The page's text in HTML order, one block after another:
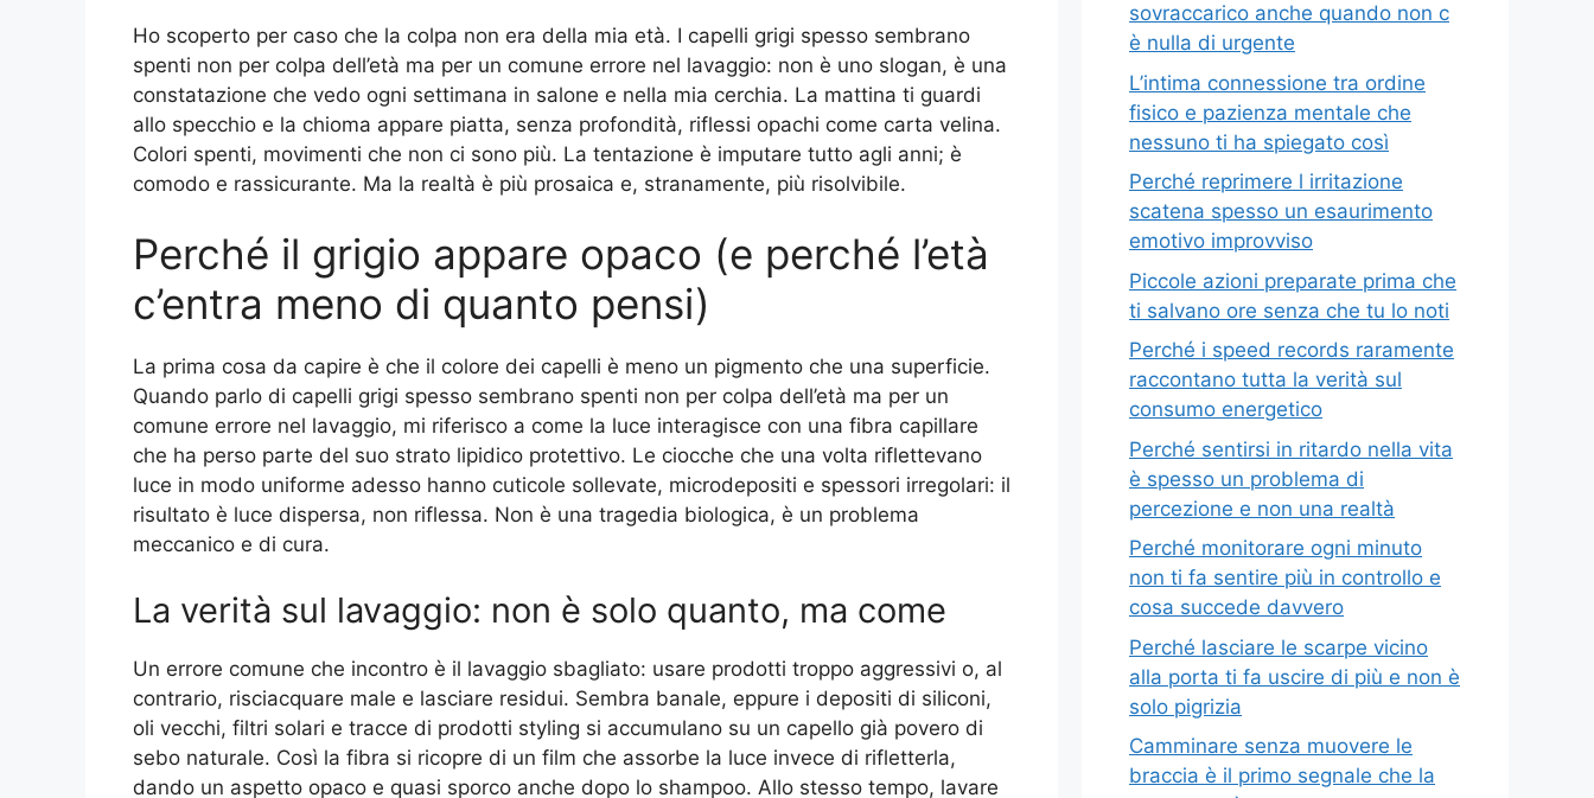
Ho scoperto per caso che la colpa non era della mia età. I capelli grigi spesso sembrano
spenti non per colpa dell’età ma per un comune errore nel lavaggio: non è uno slogan, è una
constatazione che vedo ogni settimana in salone e nella mia cerchia. La mattina ti guardi
allo specchio e la chioma appare piatta, senza profondità, riflessi opachi come carta velina.
Colori spenti, movimenti che non ci sono più. La tentazione è imputare tutto agli anni; è
comodo e rassicurante. Ma la realtà è più prosaica e, stranamente, più risolvibile.
Perché il grigio appare opaco (e perché l’età
c’entra meno di quanto pensi)
La prima cosa da capire è che il colore dei capelli è meno un pigmento che una superficie.
Quando parlo di capelli grigi spesso sembrano spenti non per colpa dell’età ma per un
comune errore nel lavaggio, mi riferisco a come la luce interagisce con una fibra capillare
che ha perso parte del suo strato lipidico protettivo. Le ciocche che una volta riflettevano
luce in modo uniforme adesso hanno cuticole sollevate, microdepositi e spessori irregolari: il
risultato è luce dispersa, non riflessa. Non è una tragedia biologica, è un problema
meccanico e di cura.
La verità sul lavaggio: non è solo quanto, ma come
Un errore comune che incontro è il lavaggio sbagliato: usare prodotti troppo aggressivi o, al
contrario, risciacquare male e lasciare residui. Sembra banale, eppure i depositi di siliconi,
oli vecchi, filtri solari e tracce di prodotti styling si accumulano su un capello già povero di
sebo naturale. Così la fibra si ricopre di un film che assorbe la luce invece di rifletterla,
dando un aspetto opaco e quasi sporco anche dopo lo shampoo. Allo stesso tempo, lavare
sovraccarico anche quando non c
è nulla di urgente
L’intima connessione tra ordine
fisico e pazienza mentale che
nessuno ti ha spiegato così
Perché reprimere l irritazione
scatena spesso un esaurimento
emotivo improvviso
Piccole azioni preparate prima che
ti salvano ore senza che tu lo noti
Perché i speed records raramente
raccontano tutta la verità sul
consumo energetico
Perché sentirsi in ritardo nella vita
è spesso un problema di
percezione e non una realtà
Perché monitorare ogni minuto
non ti fa sentire più in controllo e
cosa succede davvero
Perché lasciare le scarpe vicino
alla porta ti fa uscire di più e non è
solo pigrizia
Camminare senza muovere le
braccia è il primo segnale che la